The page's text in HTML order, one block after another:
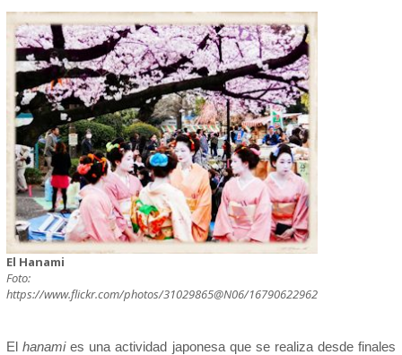
El Hanami
Foto:
https://www.flickr.com/photos/31029865@N06/16790622962
Elhanamies una actividad japonesa que se realiza desde finales